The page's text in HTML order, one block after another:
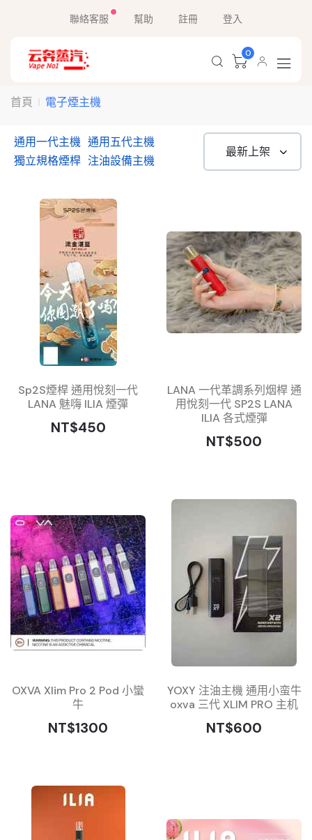
聯絡客服 幫助 註冊 登入
0
首頁 電子煙主機
通用一代主機 通用五代主機
獨立規格煙桿 注油設備主機
Sp2S煙桿 通用悅刻一代
LANA 魅嗨 ILIA 煙彈
NT$450
LANA 一代革調系列烟桿 通
用悅刻一代 SP2S LANA
ILIA 各式煙彈
NT$500
OXVA Xlim Pro 2 Pod 小蠻
牛
NT$1300
YOXY 注油主機 通用小蛮牛
oxva 三代 XLIM PRO 主机
NT$600